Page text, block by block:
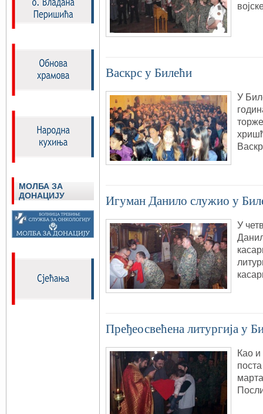
Васкрс у Билећи
У
Игуман Данило служио у
У
Пређеосвећена литургија у
Као и
МОЛБА ЗА
ДОНАЦИЈУ